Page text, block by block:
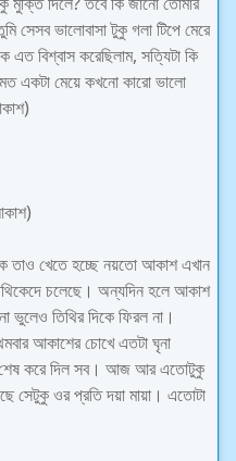
সেসব ভালোবাসা টুকু গলা টিপে মেরে
বিশ্বাস করেছিলাম, সত্যিটা কি
একটা মেয়ে কখনো কারো ভালো
তাও খেতে হচ্ছে নয়তো আকাশ এখান
চলেছে। অন্যদিন হলে আকাশ
তিথির দিকে ফিরল না।
আকাশের চোখে এতটা ঘৃনা
শেষ করে দিল সব। আজ আর এতোটুকু
সেটুকু ওর প্রতি দয়া মায়া। এতোটা